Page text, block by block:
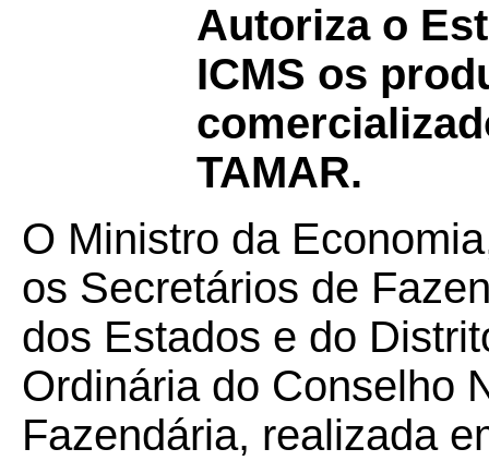
Autoriza o
ICMS os
TAMAR.
O Ministro da
os Secretários de
dos Estados e do
Ordinária do Conselho
Fazendária, realizada